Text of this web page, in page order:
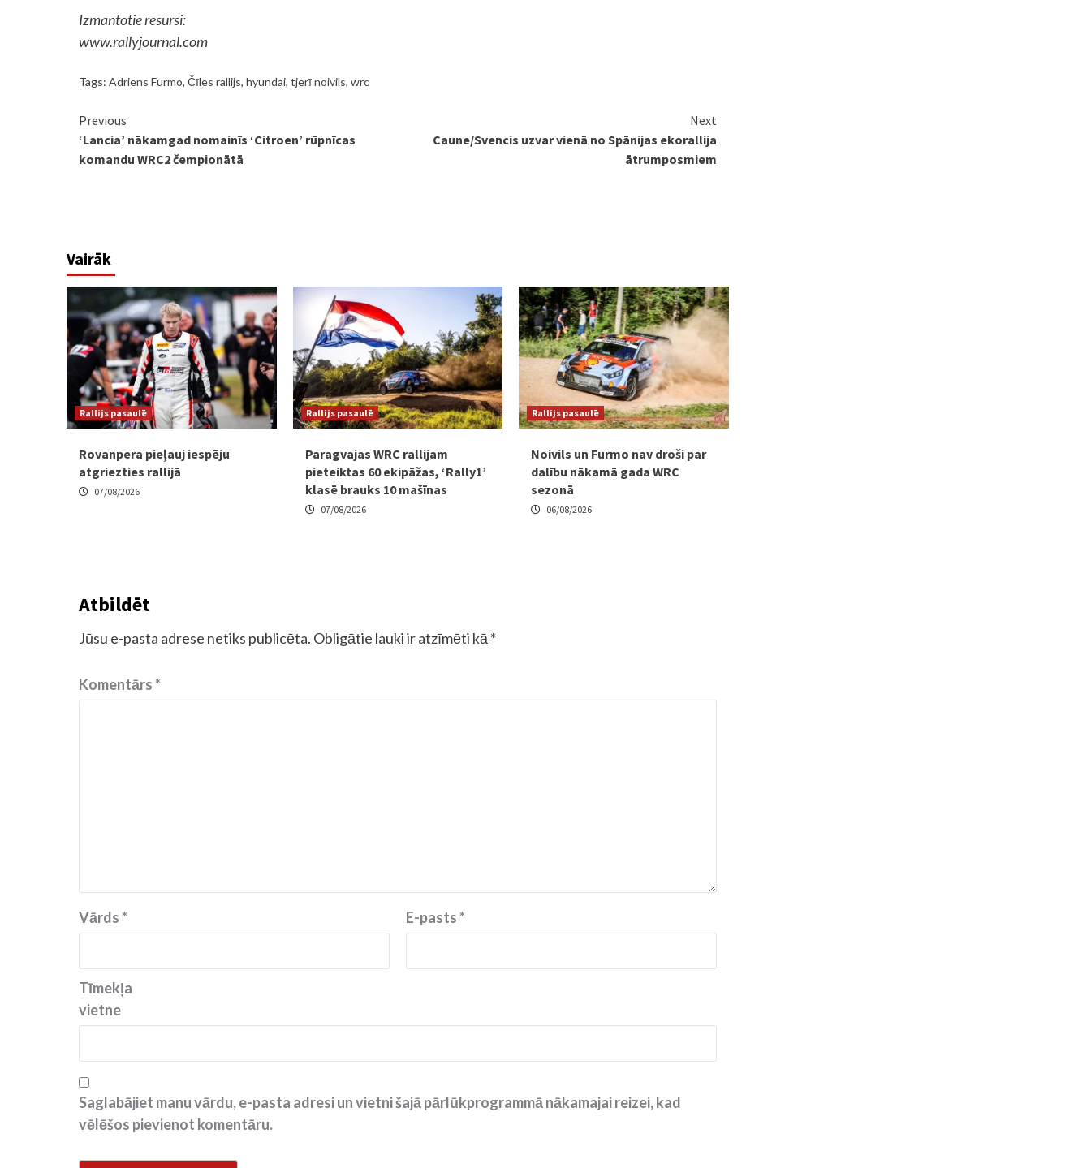
Izmantotie resursi:
www.rallyjournal.com
Tags: Adriens Furmo, Čīles rallijs, hyundai, tjerī noivils, wrc
Continue
Reading
Previous
‘Lancia’ nākamgad nomainīs ‘Citroen’ rūpnīcas
komandu WRC2 čempionātā
Next
Caune/Svencis uzvar vienā no Spānijas ekorallija
ātrumposmiem
Vairāk
Rallijs pasaulē
Rovanpera pieļauj iespēju
atgriezties rallijā
07/08/2026
Rallijs pasaulē
Paragvajas WRC rallijam
pieteiktas 60 ekipāžas, ‘Rally1’
klasē brauks 10 mašīnas
07/08/2026
Rallijs pasaulē
Noivils un Furmo nav droši par
dalību nākamā gada WRC
sezonā
06/08/2026
Atbildēt
Jūsu e-pasta adrese netiks publicēta. Obligātie lauki ir atzīmēti kā *
Komentārs*
Vārds* E-pasts*
Tīmekļa
vietne
Saglabājiet manu vārdu, e-pasta adresi un vietni šajā pārlūkprogrammā nākamajai reizei, kad
vēlēšos pievienot komentāru.